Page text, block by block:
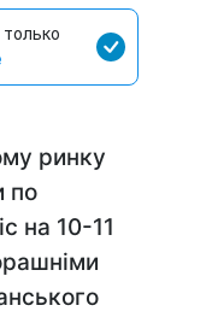
ринку
по
на 10-11